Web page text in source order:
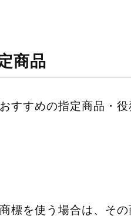
商品
すすめの指定商品・
標を使う場合は、そ